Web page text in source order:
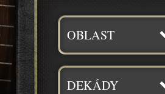
OBLAST
DEKÁDY